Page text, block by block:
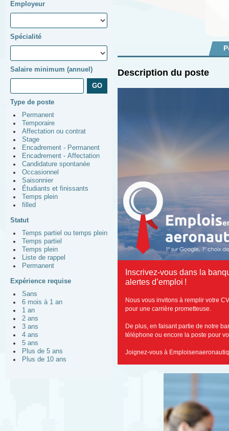
Employeur
Spécialité
Salaire minimum (annuel)
Type de poste
Permanent
Temporaire
Affectation ou contrat
Stage
Encadrement - Permanent
Encadrement - Affectation
Candidature spontanée
Occasionnel
Saisonnier
Étudiants et finissants
Temps plein
filled
Statut
Temps partiel ou temps plein
Temps partiel
Temps plein
Liste de rappel
Permanent
Expérience requise
Sans
6 mois à 1 an
1 an
2 ans
3 ans
4 ans
5 ans
Plus de 5 ans
Plus de 10 ans
Description du poste
Inscrivez-vous dans la
alertes d’emploi !
Nous vous invitons à remplir votre
pour une carrière prometteuse.
De plus, en faisant partie de notre
téléphone ou encore la poste pour
Joignez-vous à